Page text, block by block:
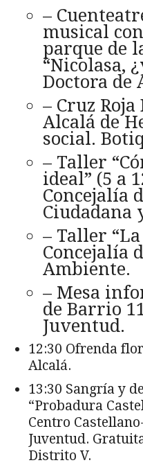
–
musical
parque de
“Nicolasa,
Doctora de
– Cruz Roja
Alcalá de
social.
– Taller
ideal” (5 a
Concejalía
Ciudadana
– Taller
Concejalía
Ambiente.
– Mesa
de Barrio
Juventud.
12:30 Ofrenda
Alcalá.
13:30 Sangría y
“Probadura
Centro
Juventud.
Distrito V.